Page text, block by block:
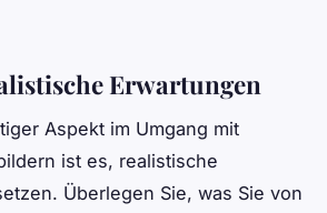
Erwartungen
Aspekt im Umgang mit
ist es, realistische
Überlegen Sie, was Sie von